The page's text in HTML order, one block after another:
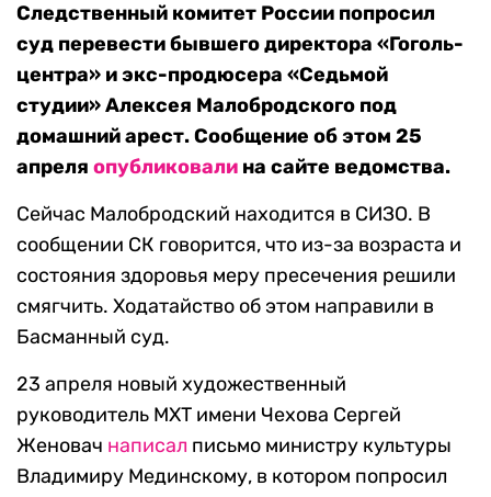
Следственный комитет России попросил
суд перевести бывшего директора «Гоголь-
центра» и экс-продюсера «Седьмой
студии» Алексея Малобродского под
домашний арест. Сообщение об этом 25
апреля опубликовали на сайте ведомства.
Сейчас Малобродский находится в СИЗО. В
сообщении СК говорится, что из-за возраста и
состояния здоровья меру пресечения решили
смягчить. Ходатайство об этом направили в
Басманный суд.
23 апреля новый художественный
руководитель МХТ имени Чехова Сергей
Женовач написал письмо министру культуры
Владимиру Мединскому, в котором попросил